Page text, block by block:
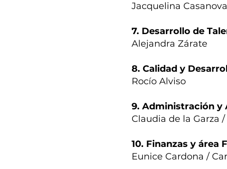
Jacquelina Casanova
7. Desarrollo de
Alejandra Zárate
8. Calidad y
Rocío Alviso
9. Administración y
Claudia de la Garza
10. Finanzas y área
Eunice Cardona /